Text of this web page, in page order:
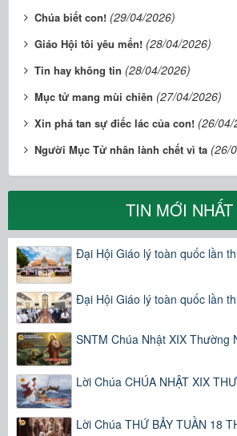
Chúa biết con! (29/04/2026)
Giáo Hội tôi yêu mến! (28/04/2026)
Tin hay không tin (28/04/2026)
Mục tử mang mùi chiên (27/04/2026)
Xin phá tan sự điếc lác của con! (26/04/
Người Mục Tử nhân lành chết vì ta (26/
TIN MỚI NHẤT
Đại Hội Giáo lý toàn quốc lần
Đại Hội Giáo lý toàn quốc lần
SNTM Chúa Nhật XIX Thường
Lời Chúa CHÚA NHẬT XIX
Lời Chúa THỨ BẢY TUẦN 18